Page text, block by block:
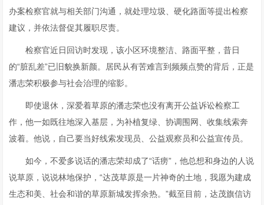
办案检察官就与相关部门沟通，就处理垃圾、硬化路面等提出检察
建议，并依法督促其履职尽责。
检察官近日回访时发现，该小区环境整洁、路面平整，昔日
的“脏乱差”已旧貌换新颜。居民从有苦难言到频频点赞的背后，正是
潘志荣积极参与社会治理的缩影。
即使退休，深爱着草原的潘志荣也没有离开公益诉讼检察工
作，他一如既往地深入基层，为补植复绿、协调围网、收集线索奔
波着。他说，自己要当好线索发现员、公益观察员和公益宣传员。
如今，不爱多说话的潘志荣却成了“话痨”，他总想和身边的人说
说草原，说说林地保护，“达茂草原是一片神奇的土地，我愿为建成
生态和美、社会和谐的草原新城发挥余热。”截至目前，达茂旗信访